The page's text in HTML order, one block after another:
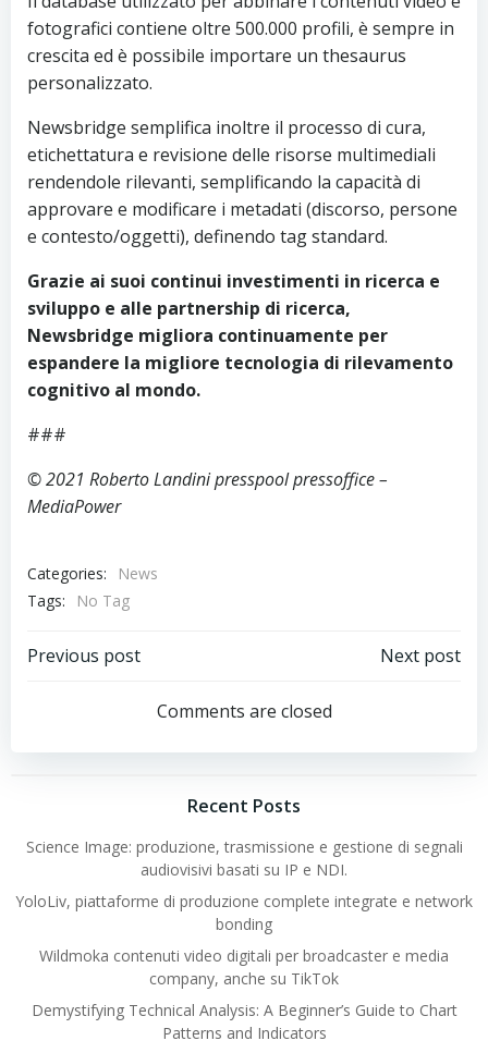
fotografici contiene oltre 500.000 profili, è sempre in
crescita ed è possibile importare un thesaurus
personalizzato.
Newsbridge semplifica inoltre il processo di cura,
etichettatura e revisione delle risorse multimediali
rendendole rilevanti, semplificando la capacità di
approvare e modificare i metadati (discorso, persone
e contesto/oggetti), definendo tag standard.
Grazie ai suoi continui investimenti in ricerca e
sviluppo e alle partnership di ricerca,
Newsbridge migliora continuamente per
espandere la migliore tecnologia di rilevamento
cognitivo al mondo.
###
© 2021 Roberto Landini presspool pressoffice –
MediaPower
Categories:
News
Tags:
No Tag
Post
navigation
Previous post
navigation
Next post
Comments are closed
Recent Posts
Science Image: produzione, trasmissione e gestione di segnali
audiovisivi basati su IP e NDI.
YoloLiv, piattaforme di produzione complete integrate e network
bonding
Wildmoka contenuti video digitali per broadcaster e media
company, anche su TikTok
Demystifying Technical Analysis: A Beginner’s Guide to Chart
Patterns and Indicators